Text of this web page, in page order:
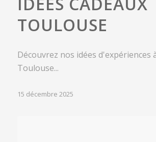
TOULOUSE
Découvrez nos idées d'expériences
Toulouse...
15 décembre 2025